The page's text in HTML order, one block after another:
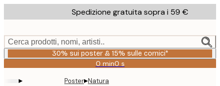
to
content.
Spedizione gratuita sopra i 59 €
Cerca prodotti, nomi, artisti..
30% sui poster & 15% sulle cornici*
0 min0 s
Valido
▸ Poster▸Natura